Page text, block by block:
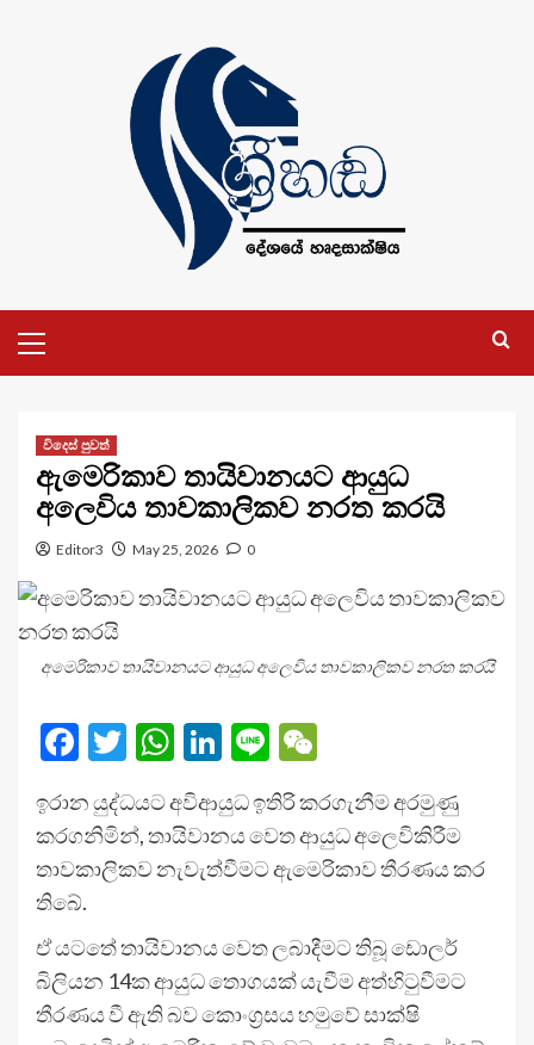
Menu
විදෙස් පුවත්
ඇමෙරිකාව තායිවානයට ආයුධ
අලෙවිය තාවකාලිකව නරත කරයි
Editor3 May 25, 2026 0
අමෙරිකාව තායිවානයට ආයුධ අලෙවිය තාවකාලිකව නරත කරයි
Facebook
Twitter
WhatsApp
LinkedIn
Line
ඉරාන යුද්ධයට අවිආයුධ ඉතිරි කරගැනීම අරමුණු
කරගනිමින්, තායිවානය වෙත ආයුධ අලෙවිකිරීම
තාවකාලිකව නැවැත්වීමට ඇමෙරිකාව තීරණය කර
තිබේ.
ඒ යටතේ තායිවානය වෙත ලබාදීමට තිබූ ඩොලර්
බිලියන 14ක ආයුධ තොගයක් යැවීම අත්හිටුවීමට
තීරණය වී ඇති බව කොංග්‍රසය හමුවේ සාක්ෂි